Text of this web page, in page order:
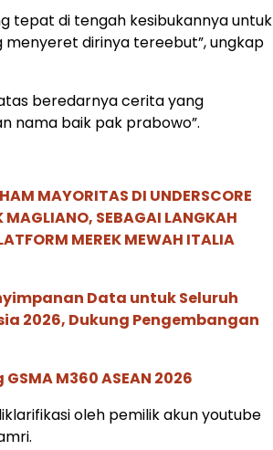
tepat di tengah kesibukannya untuk
dirinya tereebut”, ungkap
beredarnya cerita yang
nama baik pak prabowo”.
MAYORITAS DI UNDERSCORE
SEBAGAI LANGKAH
MEREK MEWAH ITALIA
Data untuk Seluruh
2026, Dukung Pengembangan
M360 ASEAN 2026
oleh pemilik akun youtube